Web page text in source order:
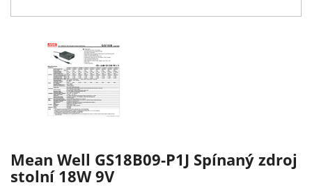
Mean Well GS18B09-P1J Spínaný zdroj
stolní 18W 9V